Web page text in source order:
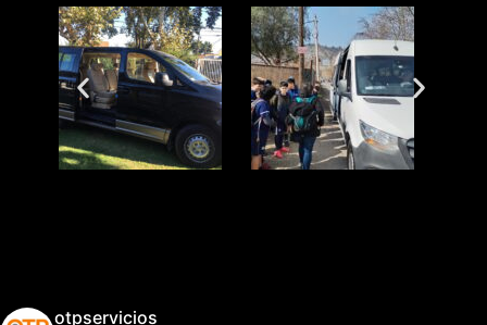
otpservicios